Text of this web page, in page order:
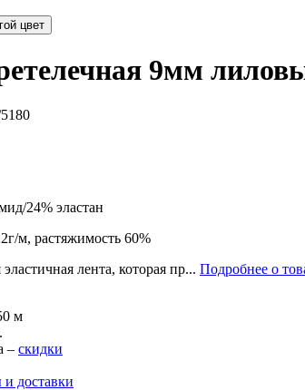
Выбрать другой цвет
9мм
24% эластан
м, растяжимость 60%
лента, которая пр... Подробнее о
м
– скидки
и доставки